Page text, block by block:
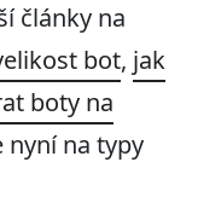
články na
bot, jak
boty na
nyní na typy